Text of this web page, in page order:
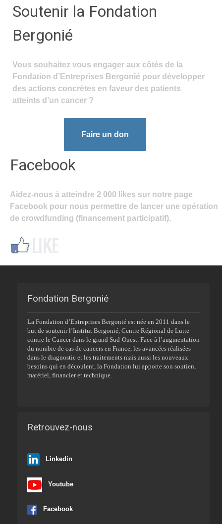
Soutenir la Fondation
Bergonié
Vous souhaitez vous engager aux côtés de la
Fondation d’Entreprises Bergonié pour développer
des actions concrètes en faveur des patients
atteints d’un cancer ?
Faire un don
Facebook
Aidez-nous à atteindre 2 000 likes sur notre page
Facebook pour nous permettre de lancer une opération
de crowdfunding (financement participatif).
Fondation Bergonié
La Fondation d’Entreprises Bergonié est née en 2011 dans le
but de soutenir l’Institut Bergonié, Centre Régional de Lutte
contre le Cancer dans le grand Sud-Ouest. Face à l’augmentation
du nombre de cas de cancers en France, les avancées réalisées
dans le diagnostic et les traitements mais aussi les nouveaux
besoins qui en découlent, la Fondation lui apporte son soutien,
matériel, financier et technique.
Retrouvez-nous
Linkedin
Youtube
Facebook